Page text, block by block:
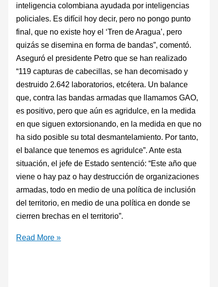
inteligencia colombiana ayudada por inteligencias
policiales. Es difícil hoy decir, pero no pongo punto
final, que no existe hoy el ‘Tren de Aragua’, pero
quizás se disemina en forma de bandas”, comentó.
Aseguró el presidente Petro que se han realizado
“119 capturas de cabecillas, se han decomisado y
destruido 2.642 laboratorios, etcétera. Un balance
que, contra las bandas armadas que llamamos GAO,
es positivo, pero que aún es agridulce, en la medida
en que siguen extorsionando, en la medida en que no
ha sido posible su total desmantelamiento. Por tanto,
el balance que tenemos es agridulce”. Ante esta
situación, el jefe de Estado sentenció: “Este año que
viene o hay paz o hay destrucción de organizaciones
armadas, todo en medio de una política de inclusión
del territorio, en medio de una política en donde se
cierren brechas en el territorio”.
Read More »